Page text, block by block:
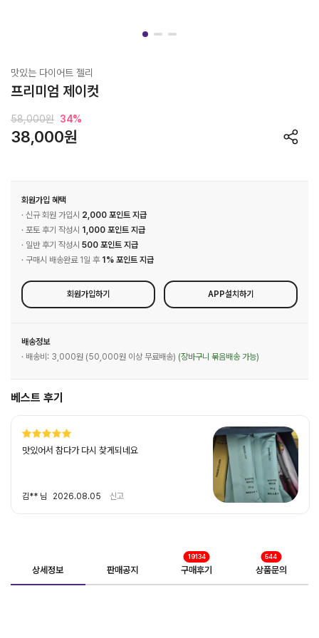
맛있는 다이어트 젤리
프리미엄 제이컷
58,000원 34%
38,000원
회원가입 혜택
· 신규 회원 가입시 2,000 포인트 지급
· 포토 후기 작성시 1,000 포인트 지급
· 일반 후기 작성시 500 포인트 지급
· 구매시 배송완료 1일 후 1% 포인트 지급
회원가입하기 APP설치하기
배송정보
· 배송비: 3,000원 (50,000원 이상 무료배송) (장바구니 묶음배송 가능)
베스트 후기
맛있어서 참다가 다시 찾게되네요
김** 님 2026.08.05 신고
상세정보 판매공지 구매후기
19134
상품문의
544